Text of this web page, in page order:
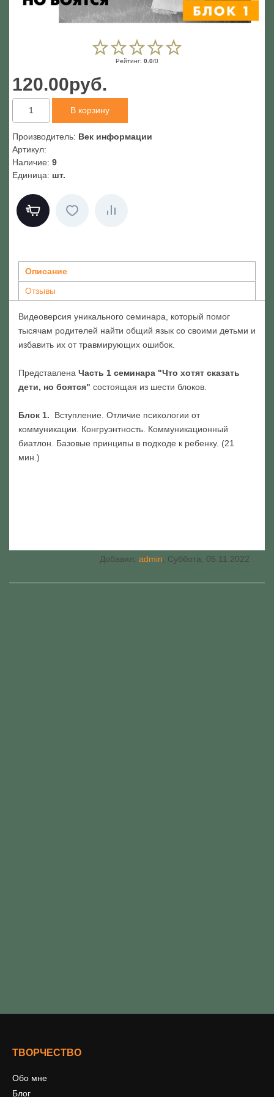
Рейтинг: 0.0/0
120.00руб.
Производитель: Век информации
Артикул:
Наличие: 9
Единица: шт.
Описание
Отзывы
Видеоверсия уникального семинара, который помог
тысячам родителей найти общий язык со своими детьми и
избавить их от травмирующих ошибок.
Представлена Часть 1 семинара "Что хотят сказать
дети, но боятся" состоящая из шести блоков.
Блок 1. Вступление. Отличие психологии от
коммуникации. Конгруэнтность. Коммуникационный
биатлон. Базовые принципы в подходе к ребенку. (21
мин.)
Добавил: admin , Суббота, 05.11.2022
ТВОРЧЕСТВО
Обо мне
Блог